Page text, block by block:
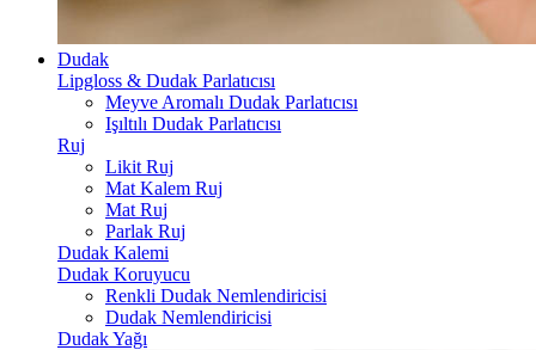
Dudak
Lipgloss & Dudak Parlatıcısı
Meyve Aromalı Dudak Parlatıcısı
Işıltılı Dudak Parlatıcısı
Ruj
Likit Ruj
Mat Kalem Ruj
Mat Ruj
Parlak Ruj
Dudak Kalemi
Dudak Koruyucu
Renkli Dudak Nemlendiricisi
Dudak Nemlendiricisi
Dudak Yağı